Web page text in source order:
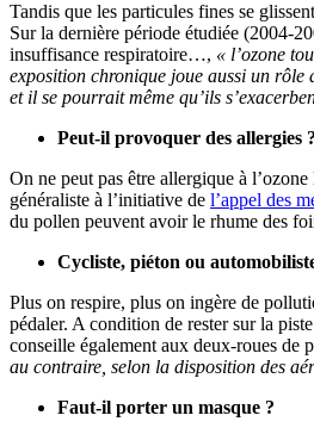
Tandis que les particules fines se
Sur la dernière période étudiée (2004-
insuffisance respiratoire…, « l’ozone
exposition chronique joue aussi un rôle
et il se pourrait même qu’ils
Peut-il provoquer des allergies ?
On ne peut pas être allergique à
généraliste à l’initiative de l’appel des
du pollen peuvent avoir le rhume des
Cycliste, piéton ou
Plus on respire, plus on ingère de
pédaler. A condition de rester sur la
conseille également aux deux-roues de
au contraire, selon la disposition des
Faut-il porter un masque ?